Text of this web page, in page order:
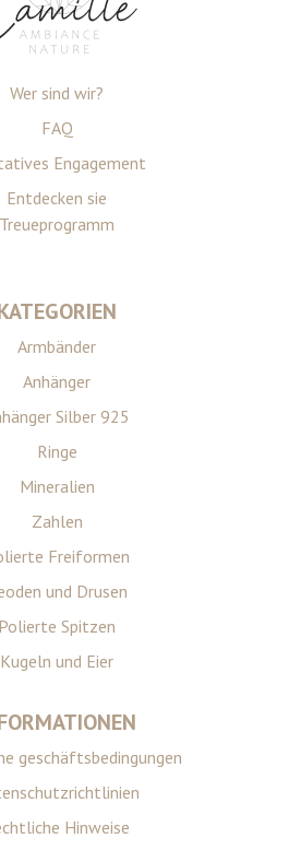
Wer sind wir?
FAQ
Engagement
Entdecken sie
Treueprogramm
Armbänder
Anhänger
Silber 925
Ringe
Mineralien
Zahlen
Freiformen
und Drusen
Polierte Spitzen
Kugeln und Eier
geschäftsbedingungen
Hinweise